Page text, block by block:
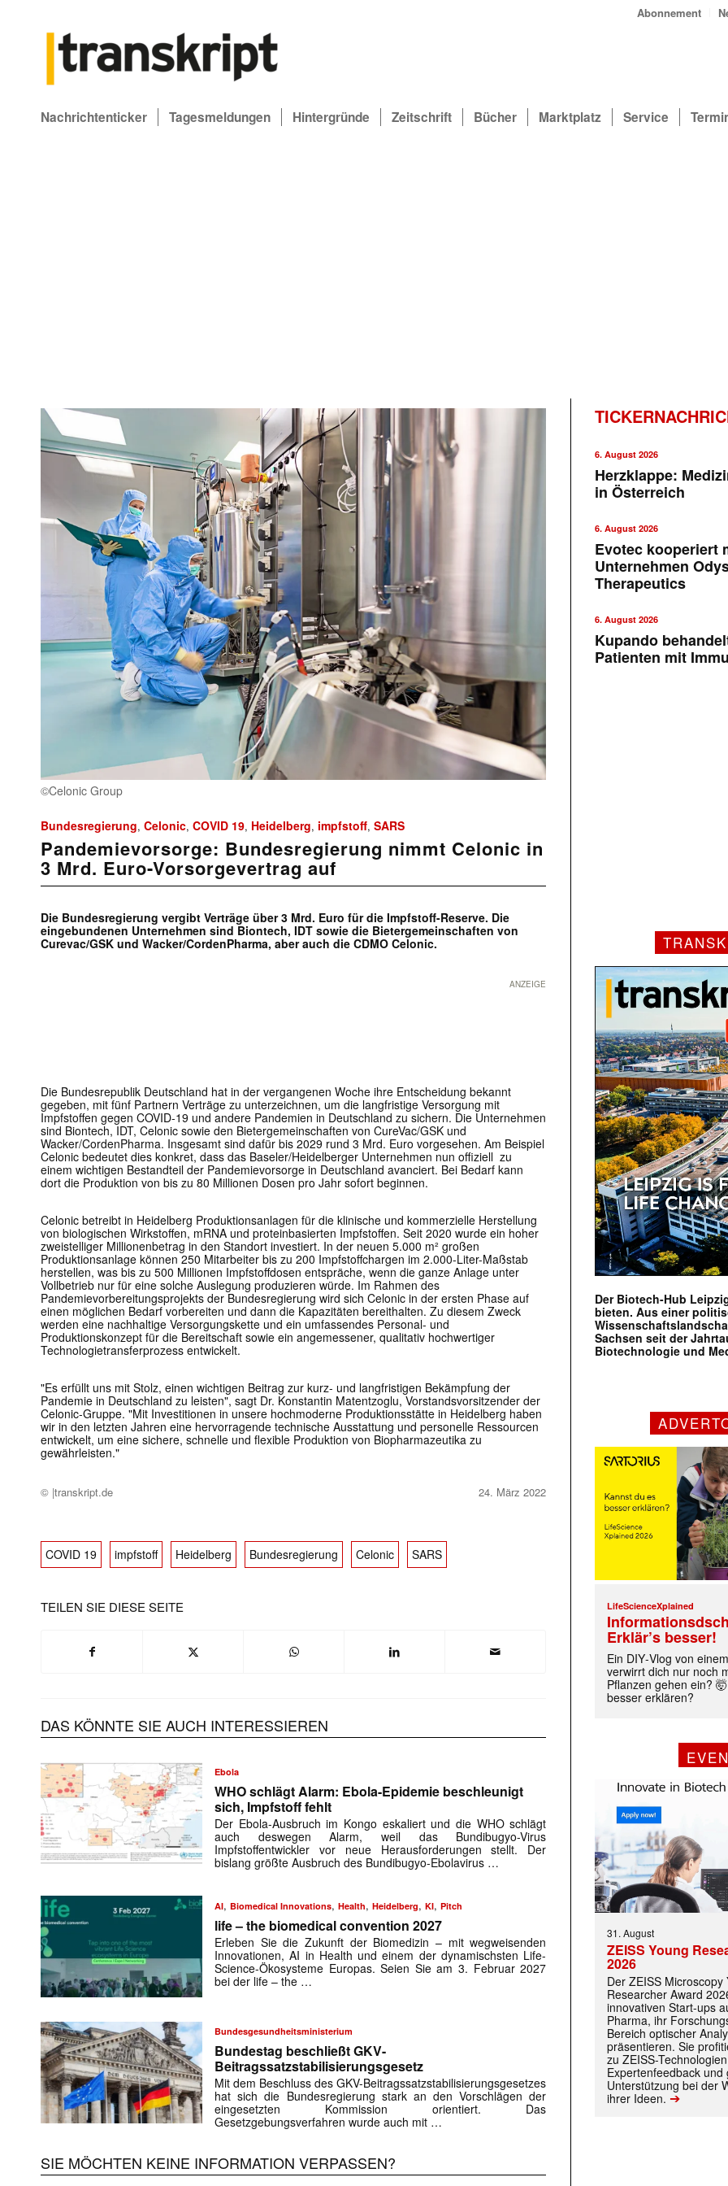
Abonnement
Nachrichtenticker Tagesmeldungen Hintergründe Zeitschrift Bücher Marktplatz Service
©Celonic Group
Bundesregierung, Celonic, COVID 19, Heidelberg, impfstoff, SARS
Pandemievorsorge: Bundesregierung nimmt Celonic in
3 Mrd. Euro-Vorsorgevertrag auf
Die Bundesregierung vergibt Verträge über 3 Mrd. Euro für die Impfstoff-Reserve. Die
eingebundenen Unternehmen sind Biontech, IDT sowie die Bietergemeinschaften von
Curevac/GSK und Wacker/CordenPharma, aber auch die CDMO Celonic.
ANZEIGE
Die Bundesrepublik Deutschland hat in der vergangenen Woche ihre Entscheidung bekannt
gegeben, mit fünf Partnern Verträge zu unterzeichnen, um die langfristige Versorgung mit
Impfstoffen gegen COVID-19 und andere Pandemien in Deutschland zu sichern. Die Unternehmen
sind Biontech, IDT, Celonic sowie den Bietergemeinschaften von CureVac/GSK und
Wacker/CordenPharma. Insgesamt sind dafür bis 2029 rund 3 Mrd. Euro vorgesehen. Am Beispiel
Celonic bedeutet dies konkret, dass das Baseler/Heidelberger Unternehmen nun offiziell zu
einem wichtigen Bestandteil der Pandemievorsorge in Deutschland avanciert. Bei Bedarf kann
dort die Produktion von bis zu 80 Millionen Dosen pro Jahr sofort beginnen.
Celonic betreibt in Heidelberg Produktionsanlagen für die klinische und kommerzielle Herstellung
von biologischen Wirkstoffen, mRNA und proteinbasierten Impfstoffen. Seit 2020 wurde ein hoher
zweistelliger Millionenbetrag in den Standort investiert. In der neuen 5.000 m² großen
Produktionsanlage können 250 Mitarbeiter bis zu 200 Impfstoffchargen im 2.000-Liter-Maßstab
herstellen, was bis zu 500 Millionen Impfstoffdosen entspräche, wenn die ganze Anlage unter
Vollbetrieb nur für eine solche Auslegung produzieren würde. Im Rahmen des
Pandemievorbereitungsprojekts der Bundesregierung wird sich Celonic in der ersten Phase auf
einen möglichen Bedarf vorbereiten und dann die Kapazitäten bereithalten. Zu diesem Zweck
werden eine nachhaltige Versorgungskette und ein umfassendes Personal- und
Produktionskonzept für die Bereitschaft sowie ein angemessener, qualitativ hochwertiger
Technologietransferprozess entwickelt.
"Es erfüllt uns mit Stolz, einen wichtigen Beitrag zur kurz- und langfristigen Bekämpfung der
Pandemie in Deutschland zu leisten", sagt Dr. Konstantin Matentzoglu, Vorstandsvorsitzender der
Celonic-Gruppe. "Mit Investitionen in unsere hochmoderne Produktionsstätte in Heidelberg haben
wir in den letzten Jahren eine hervorragende technische Ausstattung und personelle Ressourcen
entwickelt, um eine sichere, schnelle und flexible Produktion von Biopharmazeutika zu
gewährleisten."
© |transkript.de 24. März 2022
COVID 19 impfstoff Heidelberg Bundesregierung Celonic SARS
TEILEN SIE DIESE SEITE
DAS KÖNNTE SIE AUCH INTERESSIEREN
Ebola
WHO schlägt Alarm: Ebola-Epidemie beschleunigt
sich, Impfstoff fehlt
Der Ebola-Ausbruch im Kongo eskaliert und die WHO schlägt
auch deswegen Alarm, weil das Bundibugyo-Virus
Impfstoffentwickler vor neue Herausforderungen stellt. Der
bislang größte Ausbruch des Bundibugyo-Ebolavirus …
AI,Biomedical Innovations,Health,Heidelberg,KI,Pitch
life – the biomedical convention 2027
Erleben Sie die Zukunft der Biomedizin – mit wegweisenden
Innovationen, AI in Health und einem der dynamischsten Life-
Science-Ökosysteme Europas. Seien Sie am 3. Februar 2027
bei der life – the …
Bundesgesundheitsministerium
Bundestag beschließt GKV-
Beitragssatzstabilisierungsgesetz
Mit dem Beschluss des GKV-Beitragssatzstabilisierungsgesetzes
hat sich die Bundesregierung stark an den Vorschlägen der
eingesetzten Kommission orientiert. Das
Gesetzgebungsverfahren wurde auch mit …
SIE MÖCHTEN KEINE INFORMATION VERPASSEN?
6. August 2026
Herzklappe:
in Österreich
6. August 2026
Evotec kooperiert
Unternehmen
Therapeutics
6. August 2026
Kupando
Patienten mit
Der Biotech-Hub
bieten. Aus einer
Sachsen seit der
Biotechnologie und
LifeScienceXplained
Erklär’s besser!
Ein DIY‑Vlog von
verwirrt dich nur noch
Pflanzen gehen ein?
besser erklären?
31. August
ZEISS Young
2026
Der ZEISS Microscopy
Researcher Award
innovativen Start-ups
Pharma, ihr
Bereich optischer
präsentieren. Sie
zu ZEISS-
Expertenfeedback und
Unterstützung bei der
ihrer Ideen. ➔